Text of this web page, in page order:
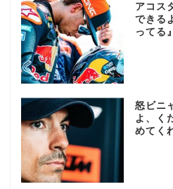
アコス
できる
ってる』
怒ビニ
よ、く
めてく